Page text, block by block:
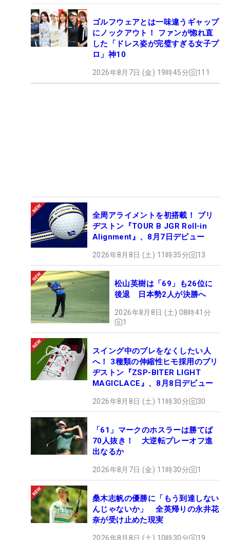
ゴルフウェアとは一味違うギャップ
にノックアウト！ ファンが惚れ直
した「ドレス姿が完璧すぎる女子プ
ロ」神10
2026年8月7日 (金) 19時45分 111
全周アライメントを初搭載！ ブリ
ヂストン『TOUR B JGR Roll-in
Alignment』、8月7日デビュー
2026年8月8日 (土) 11時35分 13
松山英樹は「69」も26位に
後退 日本勢2人が決勝へ
2026年8月8日 (土) 08時41分
1
スイング中のブレをなくしたい人
へ！ 3種類の伸縮性ヒモ採用のブリ
ヂストン『ZSP-BITER LIGHT
MAGICLACE』、8月8日デビュー
2026年8月8日 (土) 11時30分 30
「61」マークのホスラーは勝てば
70人抜き！ 大逆転プレーオフ進
出なるか
2026年8月7日 (金) 11時30分 1
桑木志帆の優勝に「もう到達しない
んじゃないか」 全英帰りの永井花
奈が受け止めた現実
2026年8月8日 (土) 10時30分 19